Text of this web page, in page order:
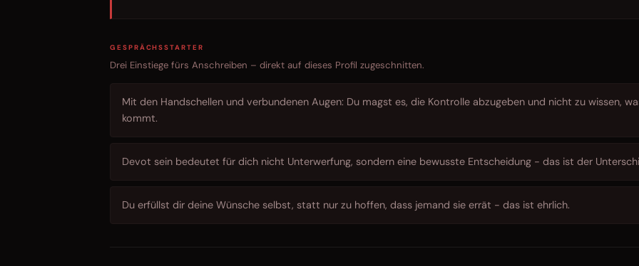
GESPRÄCHSSTARTER
Drei Einstiege fürs Anschreiben – direkt auf dieses Profil zugeschnitten.
Mit den Handschellen und verbundenen Augen: Du magst es, die Kontrolle abzugeben und nicht zu wissen,
kommt.
Devot sein bedeutet für dich nicht Unterwerfung, sondern eine bewusste Entscheidung - das ist der
Du erfüllst dir deine Wünsche selbst, statt nur zu hoffen, dass jemand sie errät - das ist ehrlich.